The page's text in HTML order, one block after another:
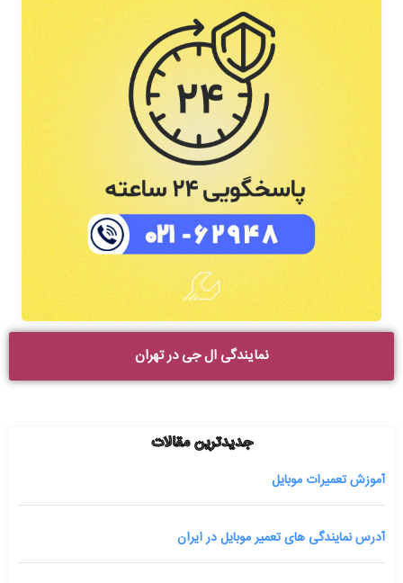
نمایندگی ال جی در تهران
جدیدترین مقالات
آموزش تعمیرات موبایل
آدرس نمایندگی های تعمیر موبایل در ایران